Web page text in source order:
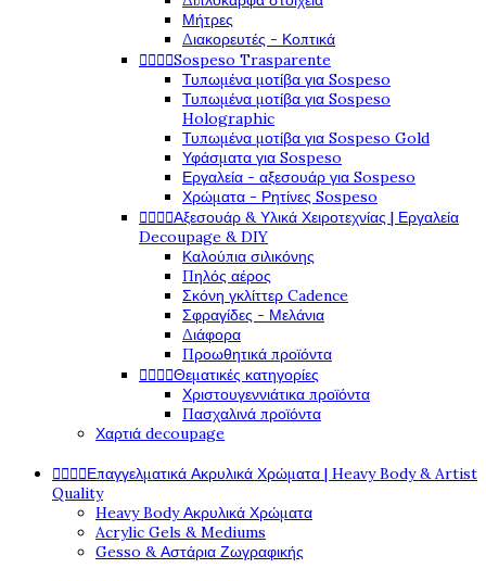
Μήτρες
Διακορευτές - Κοπτικά
Sospeso Trasparente
Τυπωμένα μοτίβα για Sospeso
Τυπωμένα μοτίβα για Sospeso
Holographic
Τυπωμένα μοτίβα για Sospeso Gold
Υφάσματα για Sospeso
Εργαλεία - αξεσουάρ για Sospeso
Χρώματα - Ρητίνες Sospeso
Αξεσουάρ & Υλικά Χειροτεχνίας | Εργαλεία
Decoupage & DIY
Καλούπια σιλικόνης
Πηλός αέρος
Σκόνη γκλίττερ Cadence
Σφραγίδες - Μελάνια
Διάφορα
Προωθητικά προϊόντα
Θεματικές κατηγορίες
Χριστουγεννιάτικα προϊόντα
Πασχαλινά προϊόντα
Χαρτιά decoupage
Επαγγελματικά Ακρυλικά Χρώματα | Heavy Body & Artist
Quality
Heavy Body Ακρυλικά Χρώματα
Acrylic Gels & Mediums
Gesso & Αστάρια Ζωγραφικής